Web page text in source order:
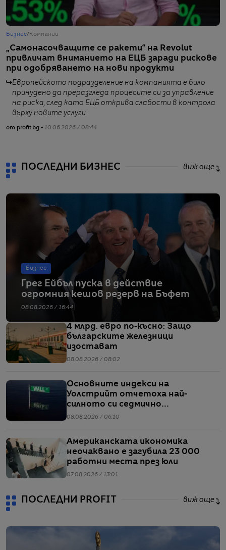
Бизнес/Компании
„Самонасочващите се ракети“ на Revolut
привличат вниманието на ЕЦБ заради рискове
при одобряването на нови продукти
Европейското подразделение на компанията е било
принудено да преразгледа процесите си за управление
на риска, след като ЕЦБ открива слабости в контрола
върху новите услуги
от profit.bg - 10.06.2026 / 08:44
ПОСЛЕДНИ БИЗНЕС виж още
Бизнес
Грег Ейбъл пуска в действие
огромния кешов резерв на Бъфет
08.08.2026 / 16:44
4 млрд. евро по-късно: Защо
българските железници
изостават
08.08.2026 / 08:02
Основните индекси на
Уолстрийт отчетоха най-
силното си седмично
представяне от април насам
08.08.2026 / 06:10
Американската икономика
неочаквано е загубила 23 000
работни места през юли
07.08.2026 / 13:01
ПОСЛЕДНИ PROFIT виж още